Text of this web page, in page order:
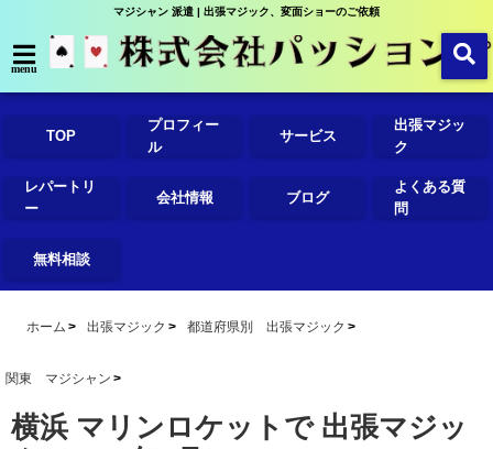
マジシャン 派遣 | 出張マジック、変面ショーのご依頼
menu
TOP
プロフィー
ル
サービス
出張マジッ
ク
レパートリ
ー
会社情報 ブログ
よくある質
問
無料相談
ホーム 出張マジック 都道府県別 出張マジック
関東 マジシャン
横浜 マリンロケットで 出張マジッ